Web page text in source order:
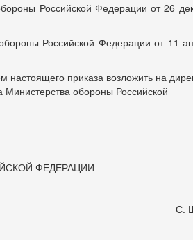
Российской Федерации от 26
Российской Федерации от 11
настоящего приказа возложить на
Министерства обороны Российской
ФЕДЕРАЦИИ
С.